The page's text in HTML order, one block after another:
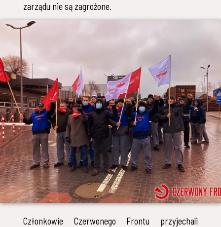
zarządu nie są zagrożone.
Członkowie Czerwonego Frontu przyjechali